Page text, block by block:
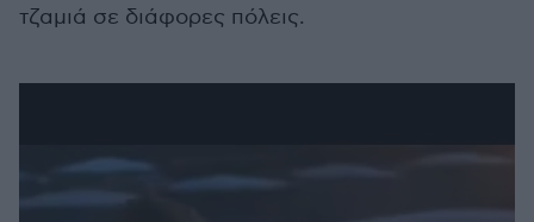
τζαμιά σε διάφορες πόλεις.